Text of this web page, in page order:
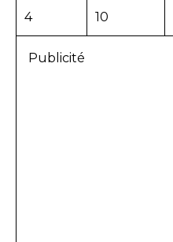
4 10
Publicité